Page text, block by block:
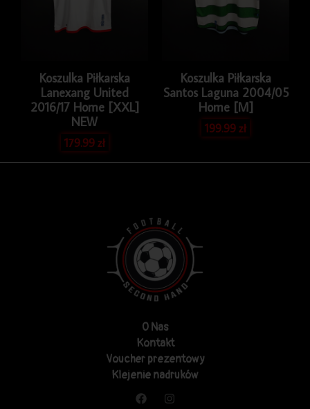
Koszulka Piłkarska
Lanexang United
2016/17 Home [XXL]
NEW
179.99zł
Koszulka Piłkarska
Santos Laguna 2004/05
Home [M]
199.99zł
O Nas
Kontakt
Voucher prezentowy
Klejenie nadruków